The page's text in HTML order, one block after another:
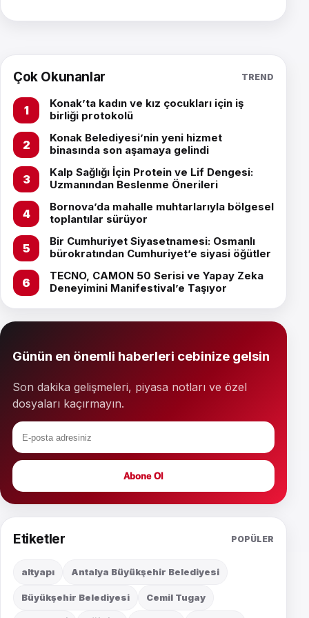
Çok Okunanlar TREND
Konak’ta kadın ve kız çocukları için iş
birliği protokolü
Konak Belediyesi’nin yeni hizmet
binasında son aşamaya gelindi
Kalp Sağlığı İçin Protein ve Lif Dengesi:
Uzmanından Beslenme Önerileri
Bornova’da mahalle muhtarlarıyla bölgesel
toplantılar sürüyor
Bir Cumhuriyet Siyasetnamesi: Osmanlı
bürokratından Cumhuriyet’e siyasi öğütler
TECNO, CAMON 50 Serisi ve Yapay Zeka
Deneyimini Manifestival’e Taşıyor
Günün en önemli haberleri cebinize gelsin
Son dakika gelişmeleri, piyasa notları ve özel
dosyaları kaçırmayın.
Abone Ol
Etiketler POPÜLER
altyapı Antalya Büyükşehir Belediyesi
Büyükşehir Belediyesi Cemil Tugay